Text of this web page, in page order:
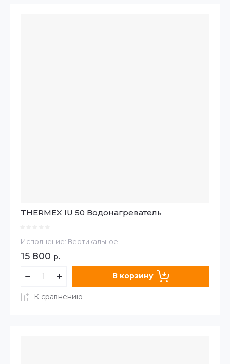
THERMEX IU 50 Водонагреватель
Исполнение: Вертикальное
15 800 р.
В корзину
К сравнению